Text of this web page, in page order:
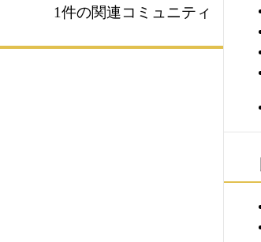
1件の関連コミュニティ